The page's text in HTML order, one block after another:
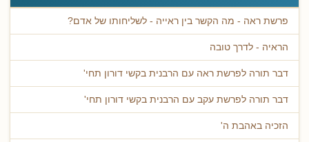
פרשת ראה - מה הקשר בין ראייה - לשליחותו של אדם?
הראיה - לדרך טובה
דבר תורה לפרשת ראה עם הרבנית בקשי דורון תחי'
דבר תורה לפרשת עקב עם הרבנית בקשי דורון תחי'
הזכיה באהבת ה'